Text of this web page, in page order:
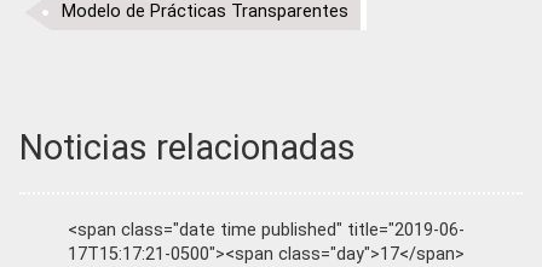
Modelo de Prácticas Transparentes
Noticias relacionadas
<span class="date time published" title="2019-06-
17T15:17:21-0500"><span class="day">17</span>